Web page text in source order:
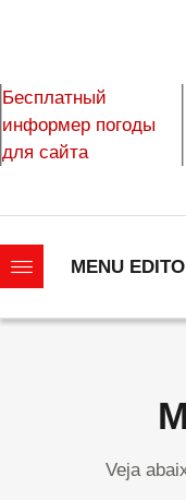
Бесплатный
информер погоды
для сайта
MENU
Veja